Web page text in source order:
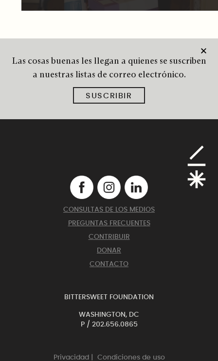
Las cosas buenas les llegan a quienes se suscriben
a nuestras listas de correo electrónico.
SUSCRIBIR
CONSULTAS DE LOS MEDIOS
PREGUNTAS FRECUENTES
CONTRIBUIR
DONAR
CONTACTO
BITTERSWEET FOUNDATION
WASHINGTON, DC
P / 202.656.0865
Privacidad Condiciones de uso